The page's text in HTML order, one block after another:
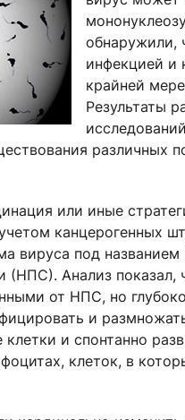
обнаружили,
инфекцией и
крайней
Результаты
различных
или иные
канцерогенных
вируса под
(НПС). Анализ
от НПС, но
и
клетки и спонтанно
клеток, в